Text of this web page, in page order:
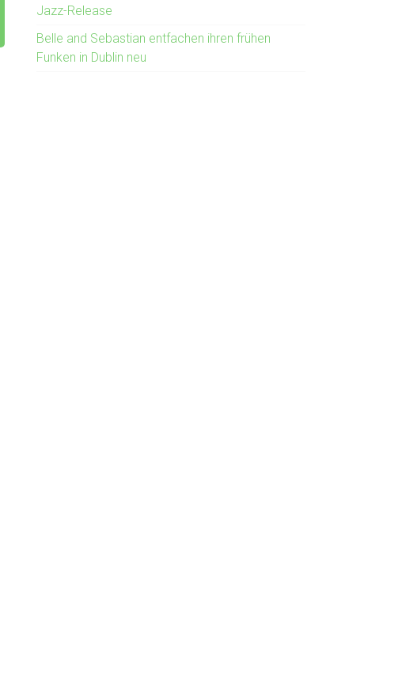
Jazz-Release
Belle and Sebastian entfachen ihren frühen
Funken in Dublin neu